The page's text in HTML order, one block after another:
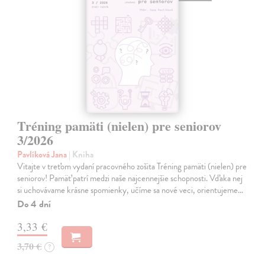
Tréning pamäti (nielen) pre seniorov
3/2026
Pavlíková Jana| Kniha
Vitajte v treťom vydaní pracovného zošita Tréning pamäti (nielen) pre
seniorov! Pamäť patrí medzi naše najcennejšie schopnosti. Vďaka nej
si uchovávame krásne spomienky, učíme sa nové veci, orientujeme…
Do 4 dní
3,33 €
3,70 € ?